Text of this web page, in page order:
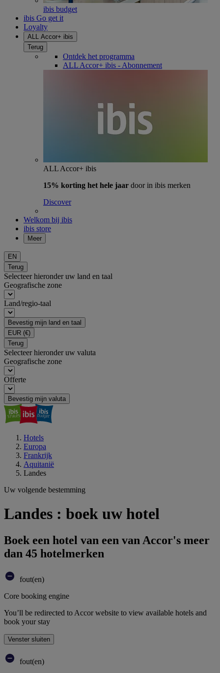
ibis budget
ibis Go get it
Loyalty
ALL Accor+ ibis
Terug
Ontdek het programma
ALL Accor+ ibis - Abonnement
ALL Accor+ ibis
15% korting het hele jaar door in ibis merken
Discover
Welkom bij ibis
ibis store
Meer
EN
Terug
Selecteer hieronder uw land en taal
Geografische zone
Land/regio-taal
Bevestig mijn land en taal
EUR (€)
Terug
Selecteer hieronder uw valuta
Geografische zone
Offerte
Bevestig mijn valuta
Hotels
Europa
Frankrijk
Aquitanië
Landes
Uw volgende bestemming
Landes : boek uw hotel
Boek een hotel van een van Accor's meer
dan 45 hotelmerken
fout(en)
Core booking engine
You’ll be redirected to Accor website to view available hotels and
book your stay
Venster sluiten
fout(en)